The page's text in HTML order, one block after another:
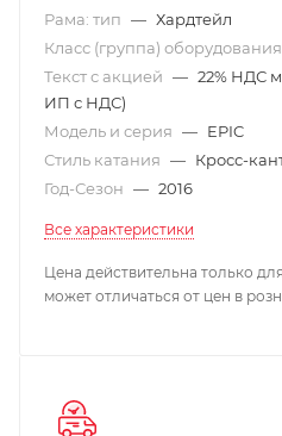
Рама: тип — Хардтейл
Класс (группа) оборудования
Текст с акцией — 22% НДС
ИП с НДС)
Модель и серия — EPIC
Стиль катания — Кросс-
Год-Сезон — 2016
Все характеристики
Цена действительна только
может отличаться от цен в